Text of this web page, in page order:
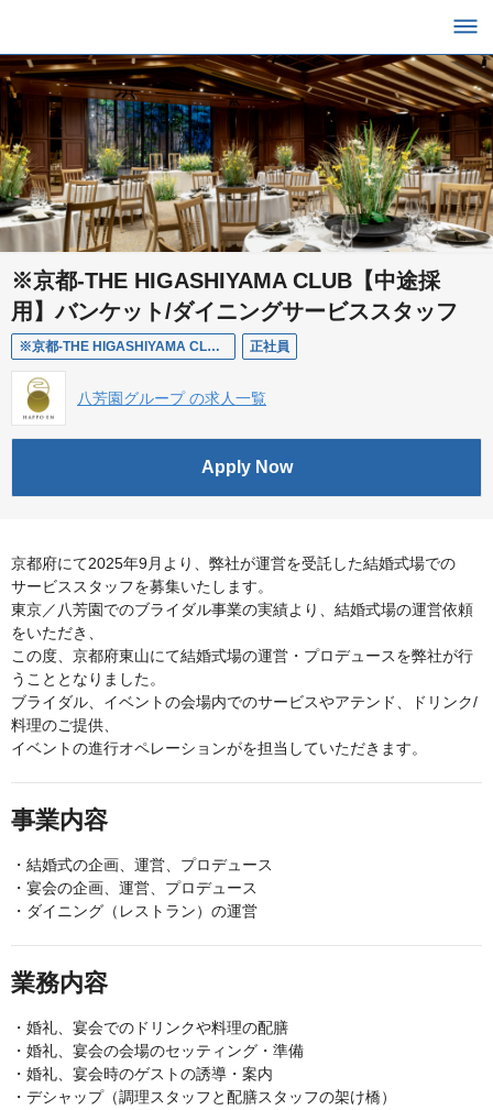
※京都-THE HIGASHIYAMA CLUB【中途採
用】バンケット/ダイニングサービススタッフ
※京都-THE HIGASHIYAMA CLUB【中途採用】】バンケット/ダイニングサービススタッフ 正社員
八芳園グループ の求人一覧
Apply Now
京都府にて2025年9月より、弊社が運営を受託した結婚式場での
サービススタッフを募集いたします。
東京／八芳園でのブライダル事業の実績より、結婚式場の運営依頼
をいただき、
この度、京都府東山にて結婚式場の運営・プロデュースを弊社が行
うこととなりました。
ブライダル、イベントの会場内でのサービスやアテンド、ドリンク/
料理のご提供、
イベントの進行オペレーションがを担当していただきます。
事業内容
・結婚式の企画、運営、プロデュース
・宴会の企画、運営、プロデュース
・ダイニング（レストラン）の運営
業務内容
・婚礼、宴会でのドリンクや料理の配膳
・婚礼、宴会の会場のセッティング・準備
・婚礼、宴会時のゲストの誘導・案内
・デシャップ（調理スタッフと配膳スタッフの架け橋）